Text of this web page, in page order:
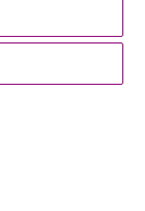
les
et